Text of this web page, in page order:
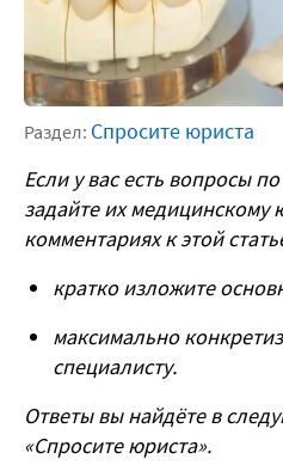
Раздел: Спросите юриста
Если у вас есть вопросы
задайте их медицинскому
комментариях к этой
кратко изложите
максимально
специалисту.
Ответы вы найдёте в
«Спросите юриста».